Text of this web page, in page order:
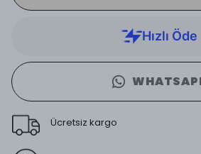
Ücretsiz kargo